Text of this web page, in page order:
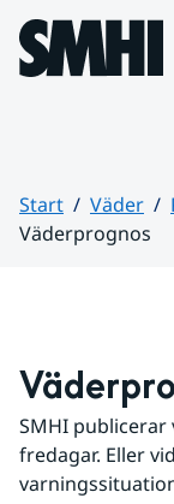
Hoppa till sidans
Start Väder
Väderprognos
SMHI
fredagar. Eller